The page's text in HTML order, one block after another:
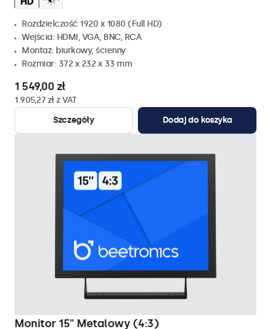
Rozdzielczość 1920 x 1080 (Full HD)
Wejścia: HDMI, VGA, BNC, RCA
Montaż: biurkowy, ścienny
Rozmiar: 372 x 232 x 33 mm
1 549,00 zł
1 905,27 zł z VAT
Szczegóły
Dodaj do koszyka
Monitor 15" Metalowy (4:3)